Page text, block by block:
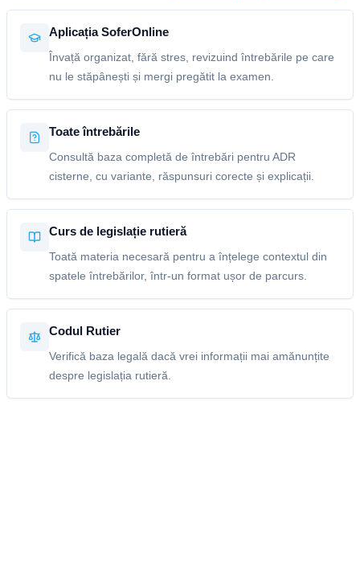
Aplicația SoferOnline
Învață organizat, fără stres, revizuind întrebările pe care
nu le stăpânești și mergi pregătit la examen.
Toate întrebările
Consultă baza completă de întrebări pentru ADR
cisterne, cu variante, răspunsuri corecte și explicații.
Curs de legislație rutieră
Toată materia necesară pentru a înțelege contextul din
spatele întrebărilor, într-un format ușor de parcurs.
Codul Rutier
Verifică baza legală dacă vrei informații mai amănunțite
despre legislația rutieră.